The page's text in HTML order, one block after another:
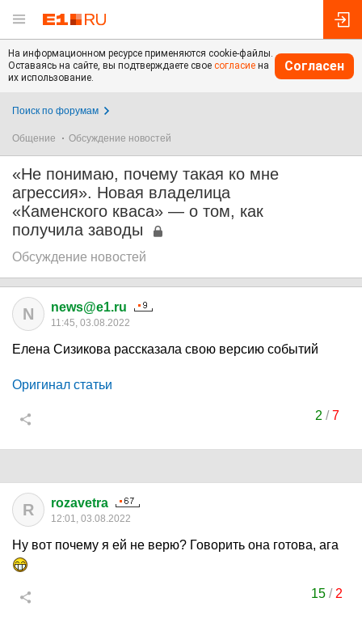
На информационном ресурсе применяются cookie-файлы.
Оставаясь на сайте, вы подтверждаете свое согласие на
их использование.
Согласен
Поиск по форумам
Общение Обсуждение новостей
«Не понимаю, почему такая ко мне
агрессия». Новая владелица
«Каменского кваса» — о том, как
получила заводы
Обсуждение новостей
N news@e1.ru
11:45, 03.08.2022
Елена Сизикова рассказала свою версию событий
Оригинал статьи
2 /7
R rozavetra
12:01, 03.08.2022
Ну вот почему я ей не верю? Говорить она готова, ага
15 / 2